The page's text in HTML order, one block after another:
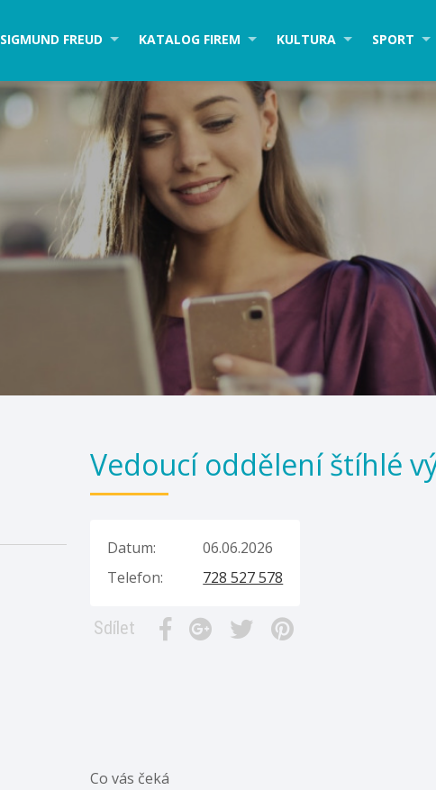
SIGMUND FREUD KATALOG FIREM KULTURA SPORT
Vedoucí oddělení štíhlé
Datum:
06.06.2026
Telefon:
728 527 578
Sdílet
Co vás čeká